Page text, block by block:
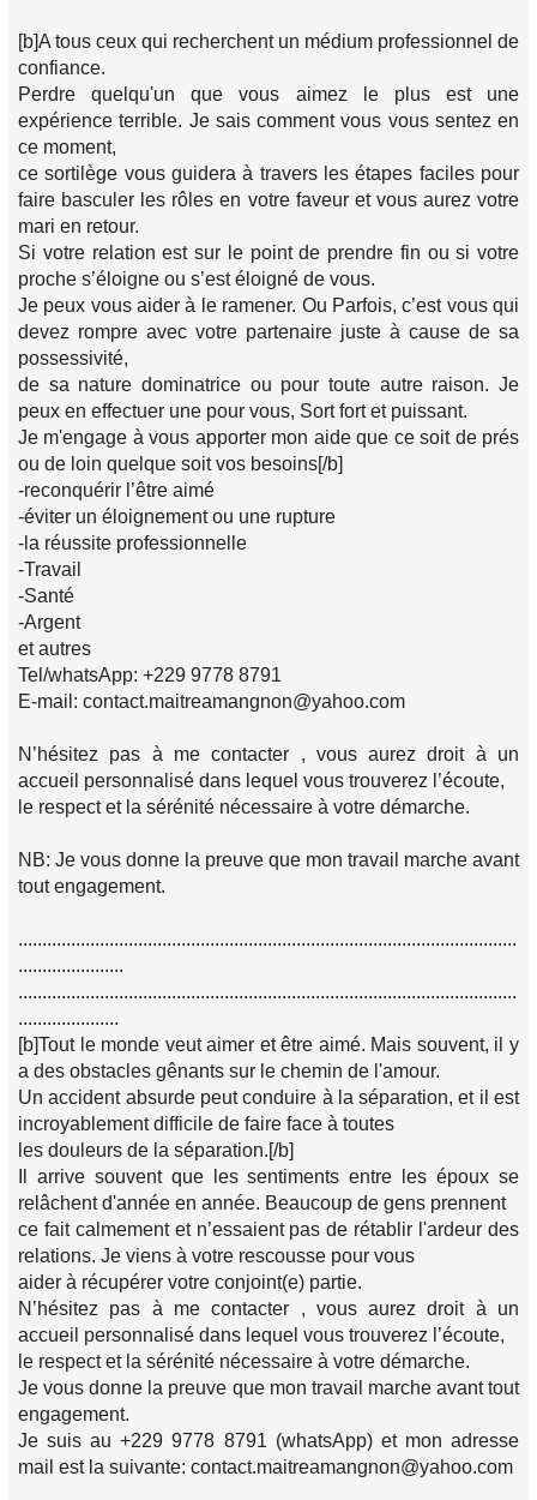
[b]A tous ceux qui recherchent un médium professionnel de
confiance.
Perdre quelqu'un que vous aimez le plus est une
expérience terrible. Je sais comment vous vous sentez en
ce moment,
ce sortilège vous guidera à travers les étapes faciles pour
faire basculer les rôles en votre faveur et vous aurez votre
mari en retour.
Si votre relation est sur le point de prendre fin ou si votre
proche s’éloigne ou s’est éloigné de vous.
Je peux vous aider à le ramener. Ou Parfois, c’est vous qui
devez rompre avec votre partenaire juste à cause de sa
possessivité,
de sa nature dominatrice ou pour toute autre raison. Je
peux en effectuer une pour vous, Sort fort et puissant.
Je m'engage à vous apporter mon aide que ce soit de prés
ou de loin quelque soit vos besoins[/b]
-reconquérir l’être aimé
-éviter un éloignement ou une rupture
-la réussite professionnelle
-Travail
-Santé
-Argent
et autres
Tel/whatsApp: +229 9778 8791
E-mail: contact.maitreamangnon@yahoo.com
N’hésitez pas à me contacter , vous aurez droit à un
accueil personnalisé dans lequel vous trouverez l’écoute,
le respect et la sérénité nécessaire à votre démarche.
NB: Je vous donne la preuve que mon travail marche avant
tout engagement.
........................................................................................................
......................
........................................................................................................
.....................
[b]Tout le monde veut aimer et être aimé. Mais souvent, il y
a des obstacles gênants sur le chemin de l'amour.
Un accident absurde peut conduire à la séparation, et il est
incroyablement difficile de faire face à toutes
les douleurs de la séparation.[/b]
Il arrive souvent que les sentiments entre les époux se
relâchent d'année en année. Beaucoup de gens prennent
ce fait calmement et n’essaient pas de rétablir l'ardeur des
relations. Je viens à votre rescousse pour vous
aider à récupérer votre conjoint(e) partie.
N’hésitez pas à me contacter , vous aurez droit à un
accueil personnalisé dans lequel vous trouverez l’écoute,
le respect et la sérénité nécessaire à votre démarche.
Je vous donne la preuve que mon travail marche avant tout
engagement.
Je suis au +229 9778 8791 (whatsApp) et mon adresse
mail est la suivante: contact.maitreamangnon@yahoo.com